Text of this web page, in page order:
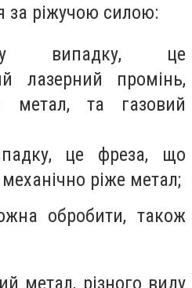
за ріжучою силою:
випадку, це
лазерний промінь,
метал, та газовий
це фреза, що
ріже метал;
обробити, також
метал, різного виду